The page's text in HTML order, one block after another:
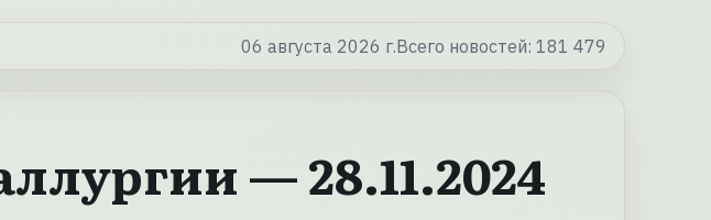
06 августа 2026 г.Всего новостей: 181 479
— 28.11.2024